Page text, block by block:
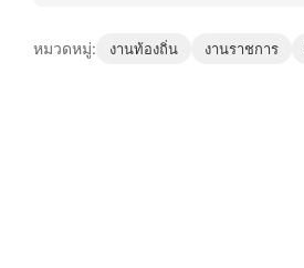
หมวดหมู่: งานท้องถิ่น งานราชการ